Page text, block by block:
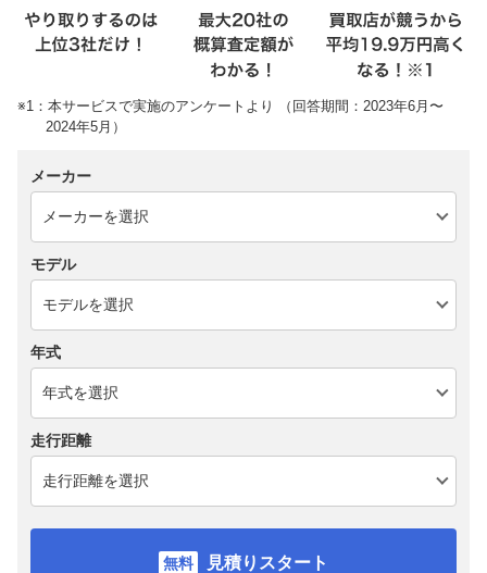
※1：本サービスで実施のアンケートより （回答期間：2023年6月〜
2024年5月）
メーカー
モデル
年式
走行距離
見積りスタート